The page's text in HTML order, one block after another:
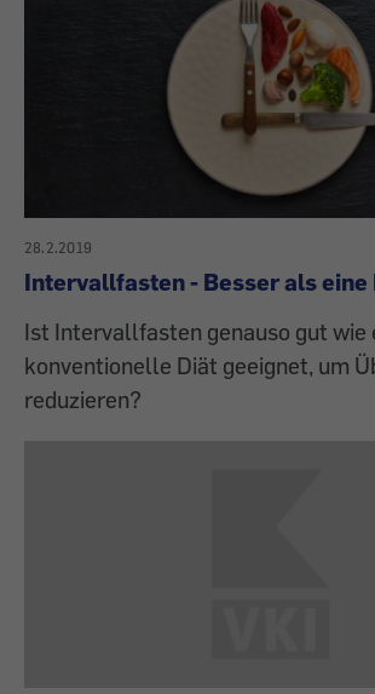
28.2.2019
Intervallfasten - Besser als eine
Ist Intervallfasten genauso gut wie
konventionelle Diät geeignet, um
reduzieren?